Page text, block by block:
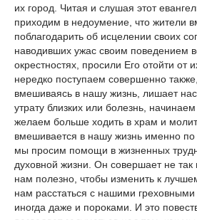
их город. Читая и слушая этот
приходим в недоумение, что жители
поблагодарить об исцелении своих
наводивших ужас своим поведением
окрестностях, просили Его отойти от
нередко поступаем совершенно также,
вмешиваясь в нашу жизнь, лишает
утрату близких или болезнь,
желаем больше ходить в храм и
вмешивается в нашу жизнь именно по
мы просим помощи в жизненных
духовной жизни. Он совершает не так
нам полезно, чтобы изменить к
нам расстаться с нашими
иногда даже и пороками. И это